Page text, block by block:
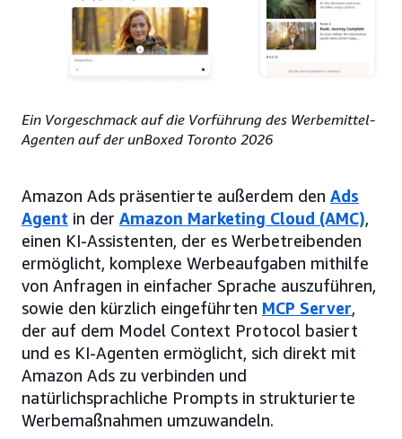
Ein Vorgeschmack auf die Vorführung des Werbemittel-
Agenten auf der unBoxed Toronto 2026
Amazon Ads präsentierte außerdem den Ads
Agent in der Amazon Marketing Cloud (AMC),
einen KI-Assistenten, der es Werbetreibenden
ermöglicht, komplexe Werbeaufgaben mithilfe
von Anfragen in einfacher Sprache auszuführen,
sowie den kürzlich eingeführten MCP Server,
der auf dem Model Context Protocol basiert
und es KI-Agenten ermöglicht, sich direkt mit
Amazon Ads zu verbinden und
natürlichsprachliche Prompts in strukturierte
Werbemaßnahmen umzuwandeln.